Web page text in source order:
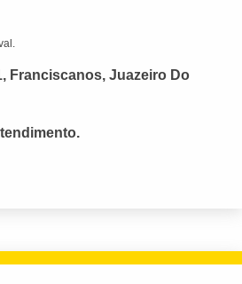
Franciscanos, Juazeiro Do